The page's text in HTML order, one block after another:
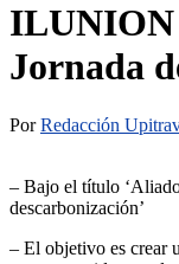
ILUNION
Jornada
PorRedacción
– Bajo el título
descarbonización’
– El objetivo es crear